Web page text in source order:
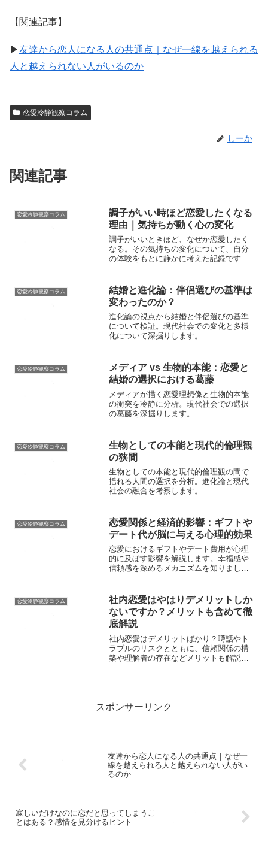
【関連記事】
▶︎友達から恋人になる人の共通点｜なぜ一線を越えられる
人と越えられない人がいるのか
恋愛冷静観察コラム
しーか
関連記事
恋愛冷静観察コラム
調子がいい時ほど恋愛したくなる
理由｜気持ちが動く心の変化
調子がいいときほど、なぜか恋愛したく
なる。その気持ちの変化について、自分
の体験をもとに静かに考えた記録です。
恋愛冷静観察コラム
結婚と進化論：伴侶選びの基準は
変わったのか？
進化論の視点から結婚と伴侶選びの基準
について検証。現代社会での変化と多様
化について深掘りします。
恋愛冷静観察コラム
メディア vs 生物的本能：恋愛と
結婚の選択における葛藤
メディアが描く恋愛理想像と生物的本能
の衝突を冷静に分析。現代社会での選択
の葛藤を深掘りします。
恋愛冷静観察コラム
生物としての本能と現代的倫理観
の狭間
生物としての本能と現代的倫理観の間で
揺れる人間の選択を分析。進化論と現代
社会の融合を考察します。
恋愛冷静観察コラム
恋愛関係と経済的影響：ギフトや
デート代が脳に与える心理的効果
恋愛におけるギフトやデート費用が心理
的に及ぼす影響を解説します。幸福感や
信頼感を深めるメカニズムを知りましょ
恋愛冷静観察コラム
社内恋愛はやはりデメリットしか
ないですか？メリットも含めて徹
底解説
社内恋愛はデメリットばかり？噂話やト
ラブルのリスクとともに、信頼関係の構
築や理解者の存在などメリットも解説。
スポンサーリンク
友達から恋人になる人の共通点｜なぜ一
線を越えられる人と越えられない人がい
るのか
寂しいだけなのに恋だと思ってしまうこ
とはある？感情を見分けるヒント